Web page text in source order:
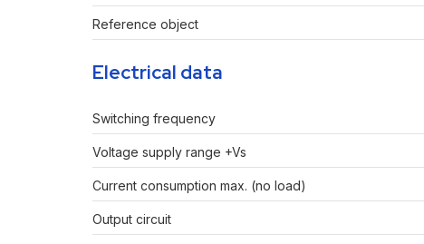
Reference object
Electrical data
Switching frequency
Voltage supply range +Vs
Current consumption max. (no load)
Output circuit